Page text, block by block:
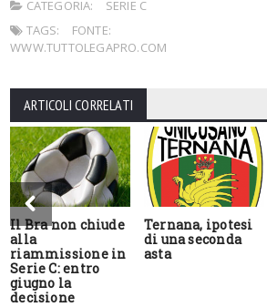
CATEGORIA:
SERIE C
TAGS:
FONTE:
WWW.TUTTOLEGAPRO.COM
ARTICOLI CORRELATI
Il Bra non chiude
alla
riammissione in
Serie C: entro
giugno la
decisione
Ternana, ipotesi
di una seconda
asta